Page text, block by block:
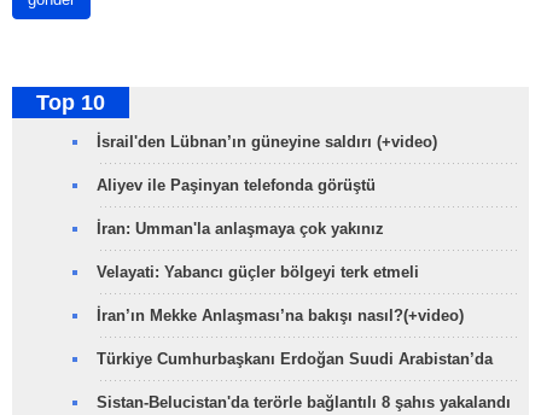
Top 10
İsrail'den Lübnan’ın güneyine saldırı (+video)
Aliyev ile Paşinyan telefonda görüştü
İran: Umman'la anlaşmaya çok yakınız
Velayati: Yabancı güçler bölgeyi terk etmeli
İran’ın Mekke Anlaşması’na bakışı nasıl?(+video)
Türkiye Cumhurbaşkanı Erdoğan Suudi Arabistan’da
Sistan-Belucistan'da terörle bağlantılı 8 şahıs yakalandı